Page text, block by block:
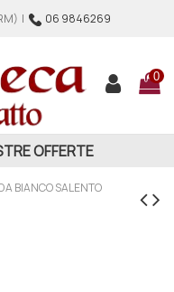
| 06 9846269
0
OFFERTE
BIANCO SALENTO